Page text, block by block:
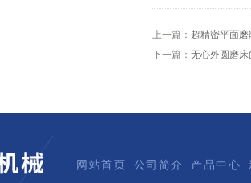
上一篇： 超精密平面
下一篇： 无心外圆磨
网站首页 公司简介 产品中心